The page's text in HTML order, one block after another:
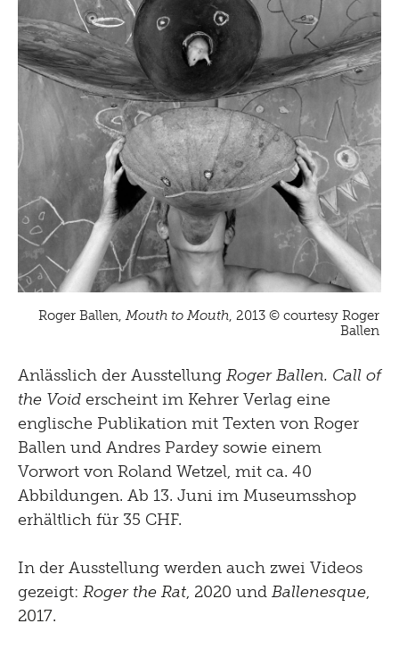
Roger Ballen,Mouth to Mouth, 2013 © courtesy Roger
Ballen
Anlässlich der Ausstellung Roger Ballen. Call of
the Void erscheint im Kehrer Verlag eine
englische Publikation mit Texten von Roger
Ballen und Andres Pardey sowie einem
Vorwort von Roland Wetzel, mit ca. 40
Abbildungen. Ab 13. Juni im Museumsshop
erhältlich für 35 CHF.
In der Ausstellung werden auch zwei Videos
gezeigt: Roger the Rat, 2020 und Ballenesque,
2017.